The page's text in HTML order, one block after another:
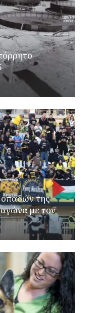
της
αγώνα με τον